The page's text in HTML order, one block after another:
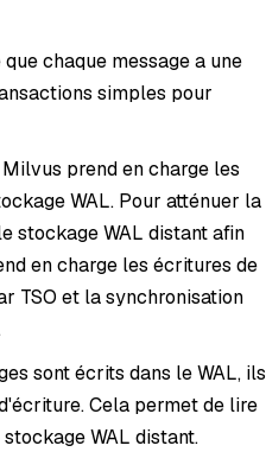
que chaque message a une
simples pour
prend en charge les
WAL. Pour atténuer la
stockage WAL distant afin
en charge les écritures de
TSO et la synchronisation
sont écrits dans le WAL, ils
Cela permet de lire
WAL distant.